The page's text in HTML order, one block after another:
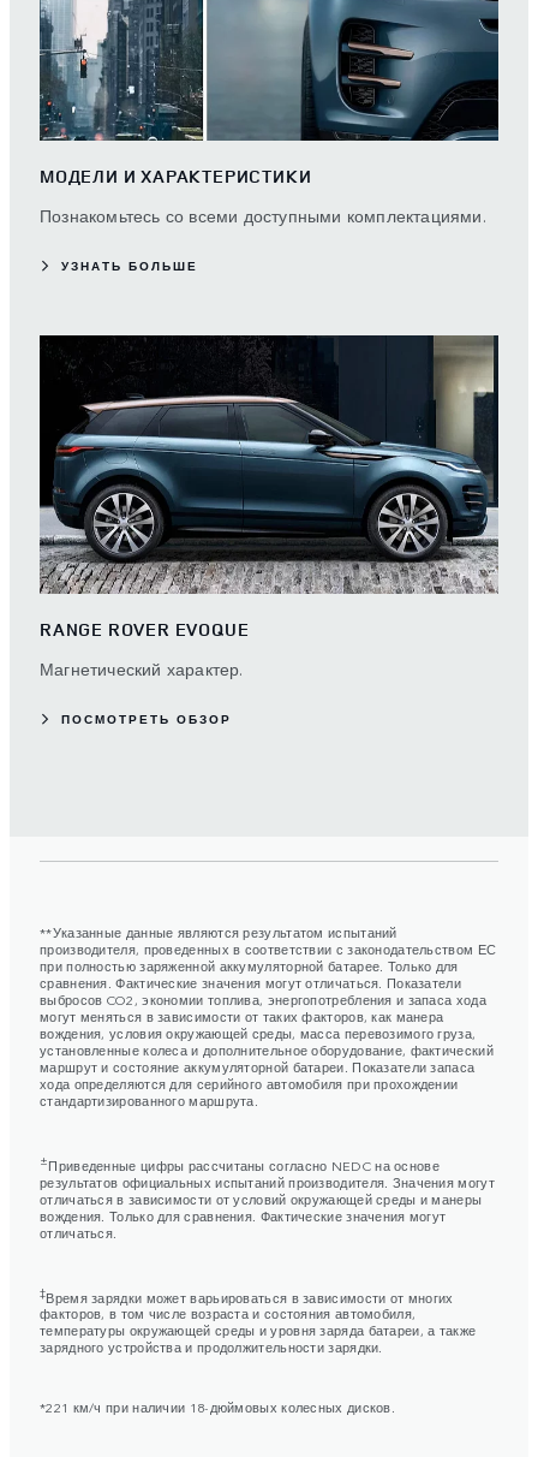
МОДЕЛИ И ХАРАКТЕРИСТИКИ
Познакомьтесь со всеми доступными комплектациями.
УЗНАТЬ БОЛЬШЕ
RANGE ROVER EVOQUE
Магнетический характер.
ПОСМОТРЕТЬ ОБЗОР
**Указанные данные являются результатом испытаний
производителя, проведенных в соответствии с законодательством ЕС
при полностью заряженной аккумуляторной батарее. Только для
сравнения. Фактические значения могут отличаться. Показатели
выбросов CO2, экономии топлива, энергопотребления и запаса хода
могут меняться в зависимости от таких факторов, как манера
вождения, условия окружающей среды, масса перевозимого груза,
установленные колеса и дополнительное оборудование, фактический
маршрут и состояние аккумуляторной батареи. Показатели запаса
хода определяются для серийного автомобиля при прохождении
стандартизированного маршрута.
±Приведенные цифры рассчитаны согласно NEDC на основе
результатов официальных испытаний производителя. Значения могут
отличаться в зависимости от условий окружающей среды и манеры
вождения. Только для сравнения. Фактические значения могут
отличаться.
‡Время зарядки может варьироваться в зависимости от многих
факторов, в том числе возраста и состояния автомобиля,
температуры окружающей среды и уровня заряда батареи, а также
зарядного устройства и продолжительности зарядки.
*221 км/ч при наличии 18-дюймовых колесных дисков.